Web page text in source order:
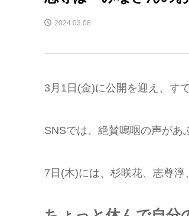
2024.03.08
3月1日(金)に公開を迎え、す
SNSでは、絶賛嗚咽の声があ
7日(木)には、杉咲花、志尊淳